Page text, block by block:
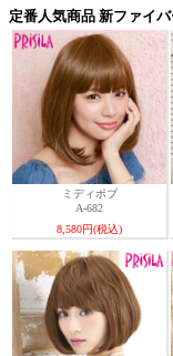
定番人気商品 新ファイ
ミディボブ
A-682
8,580円(税込)